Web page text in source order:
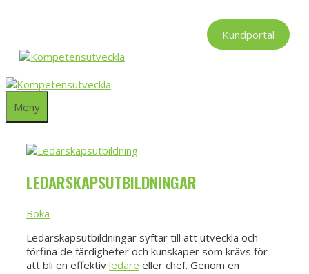
Kundportal
Meny
LEDARSKAPSUTBILDNINGAR
Boka
Ledarskapsutbildningar syftar till att utveckla och
förfina de färdigheter och kunskaper som krävs för
att bli en effektiv ledare eller chef. Genom en